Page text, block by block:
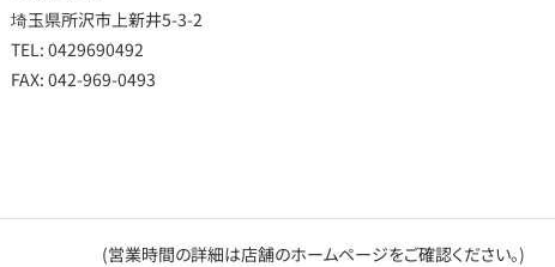
埼玉県所沢市上新井5-3-2
TEL: 0429690492
FAX: 042-969-0493
(営業時間の詳細は店舗のホームページをご確認ください。)